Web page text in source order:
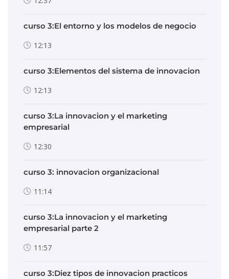
curso 3:El entorno y los modelos de negocio
12:13
curso 3:Elementos del sistema de innovacion
12:13
curso 3:La innovacion y el marketing
empresarial
12:30
curso 3: innovacion organizacional
11:14
curso 3:La innovacion y el marketing
empresarial parte 2
11:57
curso 3:Diez tipos de innovacion practicos